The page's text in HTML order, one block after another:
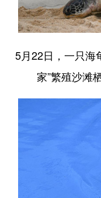
5月22日，一只海
家”繁殖沙滩